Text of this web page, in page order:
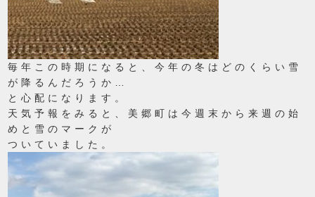
毎年この時期になると、今年の冬はどのくらい雪
が降るんだろうか…
と心配になります。
天気予報をみると、美郷町は今週末から来週の始
めと雪のマークが
ついていました。